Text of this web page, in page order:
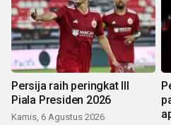
Persija raih peringkat III
Piala Presiden 2026
Kamis, 6 Agustus 2026